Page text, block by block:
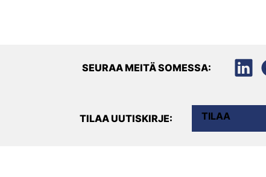
SEURAA MEITÄ SOMESSA:
TILAA UUTISKIRJE: TILAA